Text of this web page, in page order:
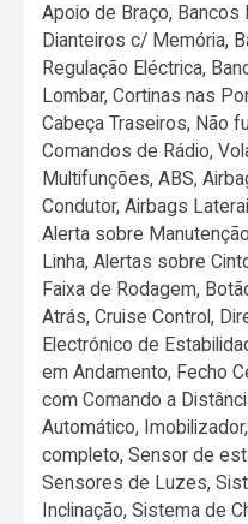
Apoio de Braço,
Dianteiros c/ Memória,
Regulação Eléctrica,
Lombar, Cortinas nas
Cabeça Traseiros, Não
Comandos de Rádio,
Multifunções, ABS,
Condutor, Airbags
Alerta sobre
Linha, Alertas sobre
Faixa de Rodagem,
Atrás, Cruise Control,
Electrónico de
em Andamento, Fecho
com Comando a
Automático,
completo, Sensor de
Sensores de Luzes,
Inclinação, Sistema de